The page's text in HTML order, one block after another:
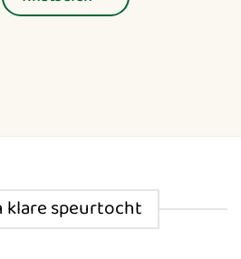
klare speurtocht